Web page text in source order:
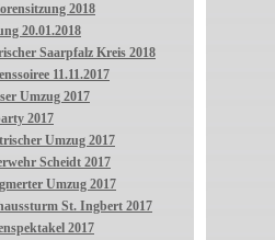
2018
20.01.2018
Saarpfalz Kreis 2018
11.11.2017
Umzug 2017
2017
Umzug 2017
Scheidt 2017
Umzug 2017
St. Ingbert 2017
2017